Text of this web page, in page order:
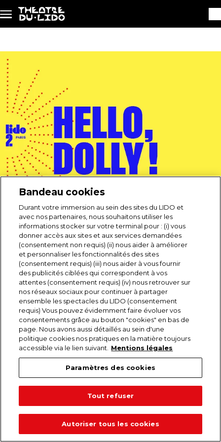
Aller au contenu principal
LE PROGRAMME HELLO,DOLLY!
12 €
Ajouter à mon panier
Bandeau cookies
Durant votre immersion au sein des sites du LIDO et
avec nos partenaires, nous souhaitons utiliser les
informations stocker sur votre terminal pour : (i) vous
donner accès aux sites et aux services demandées
(consentement non requis) (ii) nous aider à améliorer
et personnaliser les fonctionnalités des sites
(consentement requis) (iii) nous aider à vous fournir
des publicités ciblées qui correspondent à vos
attentes (consentement requis) (iv) nous retrouver sur
nos réseaux sociaux pour continuer à partager
ensemble les spectacles du LIDO (consentement
requis) Vous pouvez évidemment faire évoluer vos
consentements grâce au bouton "cookies" en bas de
page. Nous avons aussi détaillés au sein d'une
politique cookies nos pratiques en la matière toujours
accessible via le lien suivant.
Mentions légales
Paramètres des cookies
Tout refuser
Autoriser tous les cookies